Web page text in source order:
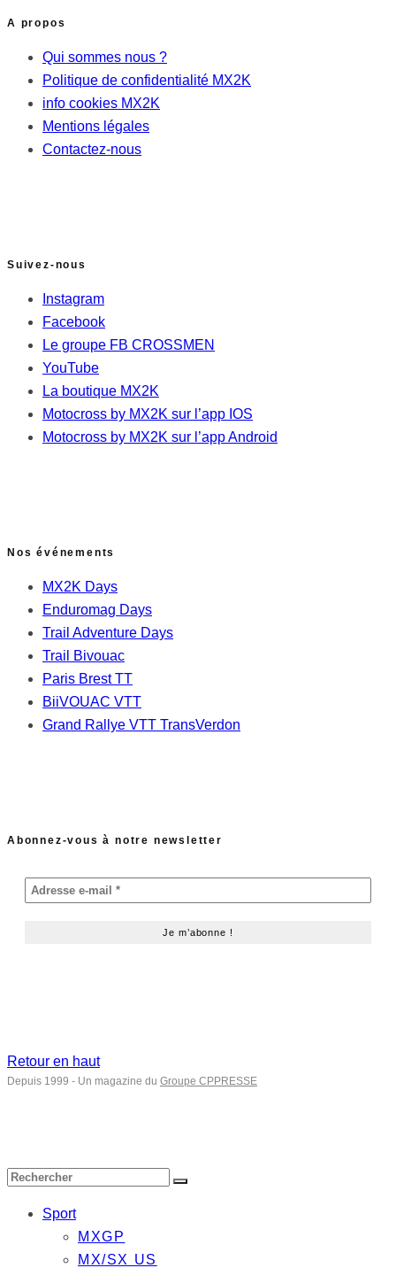
A propos
Qui sommes nous ?
Politique de confidentialité MX2K
info cookies MX2K
Mentions légales
Contactez-nous
Suivez-nous
Instagram
Facebook
Le groupe FB CROSSMEN
YouTube
La boutique MX2K
Motocross by MX2K sur l’app IOS
Motocross by MX2K sur l’app Android
Nos événements
MX2K Days
Enduromag Days
Trail Adventure Days
Trail Bivouac
Paris Brest TT
BiiVOUAC VTT
Grand Rallye VTT TransVerdon
Abonnez-vous à notre newsletter
Retour en haut
Depuis 1999 - Un magazine du Groupe CPPRESSE
Sport
MXGP
MX/SX US